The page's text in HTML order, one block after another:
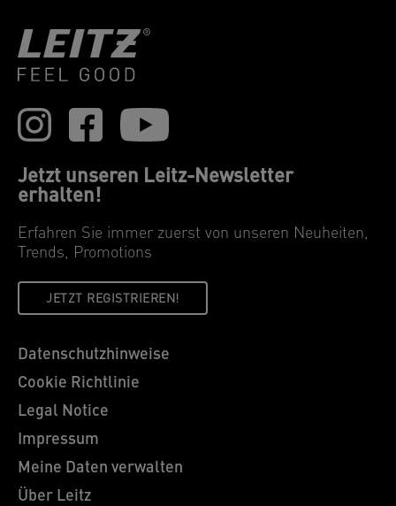
Jetzt unseren Leitz-Newsletter
erhalten!
Erfahren Sie immer zuerst von unseren Neuheiten,
Trends, Promotions
JETZT REGISTRIEREN!
Datenschutzhinweise
Cookie Richtlinie
Legal Notice
Impressum
Meine Daten verwalten
Über Leitz